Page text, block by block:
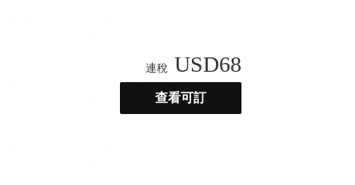
連稅 USD68
查看可訂